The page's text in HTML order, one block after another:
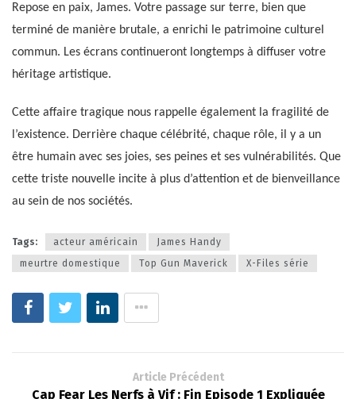
Repose en paix, James. Votre passage sur terre, bien que
terminé de manière brutale, a enrichi le patrimoine culturel
commun. Les écrans continueront longtemps à diffuser votre
héritage artistique.
Cette affaire tragique nous rappelle également la fragilité de
l’existence. Derrière chaque célébrité, chaque rôle, il y a un
être humain avec ses joies, ses peines et ses vulnérabilités. Que
cette triste nouvelle incite à plus d’attention et de bienveillance
au sein de nos sociétés.
Tags: acteur américain
James Handy
meurtre domestique
Top Gun Maverick X-Files série
Article Précédent
Cap Fear Les Nerfs à Vif : Fin Episode 1 Expliquée